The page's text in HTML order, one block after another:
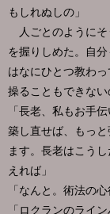
もしれぬしの」
人ごとのようにそ
を握りしめた。自
はなにひとつ教わ
操ることもできない
「長老、私もお手
築し直せば、もっ
ます。長老はこう
えれば」
「なんと。術法の
「ロクランのライ